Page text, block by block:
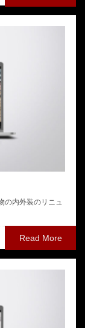
の内外装のリニュ
Read More